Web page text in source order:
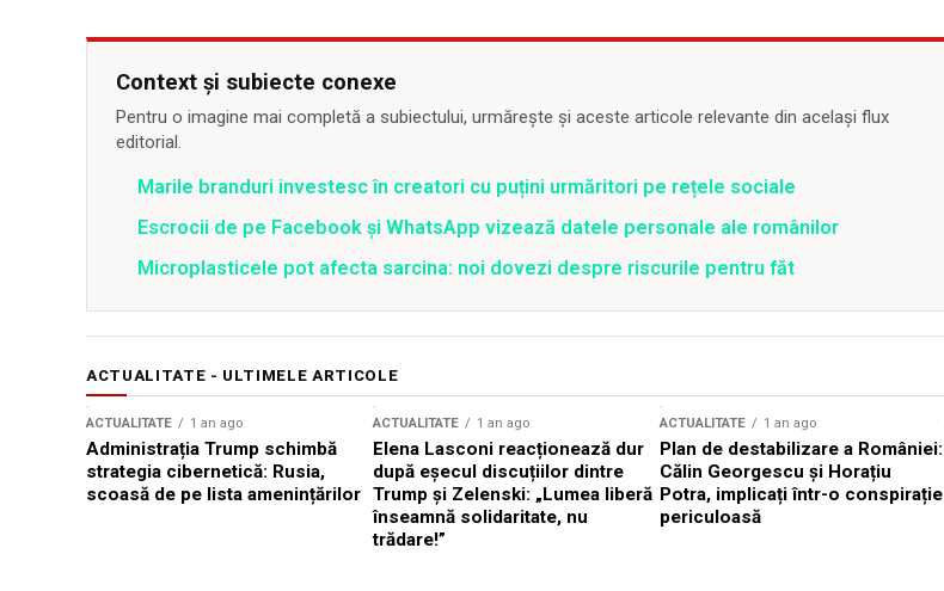
Context și subiecte conexe
Pentru o imagine mai completă a subiectului, urmărește și aceste articole relevante din același flux
editorial.
Marile branduri investesc în creatori cu puțini urmăritori pe rețele sociale
Escrocii de pe Facebook și WhatsApp vizează datele personale ale românilor
Microplasticele pot afecta sarcina: noi dovezi despre riscurile pentru făt
ACTUALITATE - ULTIMELE ARTICOLE
ACTUALITATE 1 an ago
Administrația Trump schimbă
strategia cibernetică: Rusia,
scoasă de pe lista amenințărilor
ACTUALITATE 1 an ago
Elena Lasconi reacționează dur
după eșecul discuțiilor dintre
Trump și Zelenski: „Lumea liberă
înseamnă solidaritate, nu
trădare!”
ACTUALITATE 1 an ago
Plan de destabilizare a României:
Călin Georgescu și Horațiu
Potra, implicați într-o conspirație
periculoasă